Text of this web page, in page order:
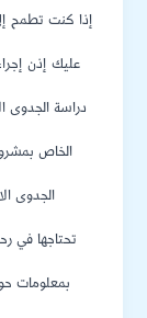
إذا كنت تطمح
عليك إذن
دراسة الجدوى
الجدوى
تحتاجها في
بمعلومات